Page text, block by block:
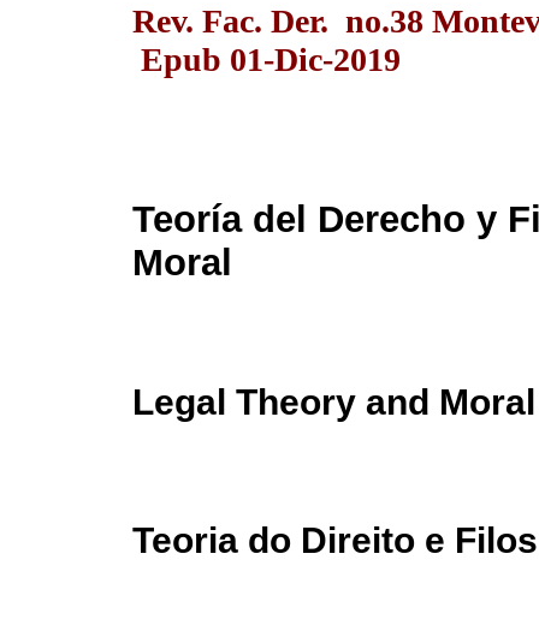
Rev. Fac. Der. no.38
Epub 01-Dic-2019
Teoría del Derecho y
Moral
Legal Theory and
Teoria do Direito e